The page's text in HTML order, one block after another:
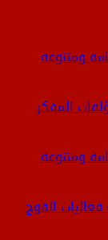
عامة ومتنوعة
المفكر
عامة ومتنوعة
الفوج